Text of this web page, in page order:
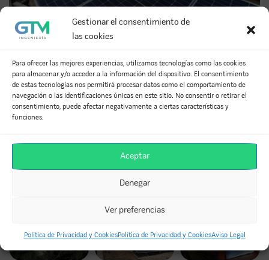
Gestionar el consentimiento de
las cookies
Para ofrecer las mejores experiencias, utilizamos tecnologías como las cookies
para almacenar y/o acceder a la información del dispositivo. El consentimiento
de estas tecnologías nos permitirá procesar datos como el comportamiento de
navegación o las identificaciones únicas en este sitio. No consentir o retirar el
consentimiento, puede afectar negativamente a ciertas características y
funciones.
Aceptar
Denegar
Ver preferencias
Política de Privacidad y CookiesPolítica de Privacidad y CookiesAviso Legal
SI TE HA GUSTADO, COMPÁRTELO
Facebook